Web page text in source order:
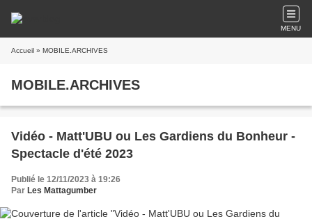
MENU
Accueil » MOBILE.ARCHIVES
MOBILE.ARCHIVES
Vidéo - Matt'UBU ou Les Gardiens du Bonheur -
Spectacle d'été 2023
Publié le 12/11/2023 à 19:26
Par Les Mattagumber